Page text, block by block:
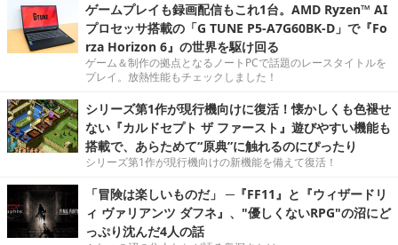
ゲームプレイも録画配信もこれ1台。AMD Ryzen™ AI
プロセッサ搭載の「G TUNE P5-A7G60BK-D」で『Fo
rza Horizon 6』の世界を駆け回る
ゲーム＆制作の拠点となるノートPCで話題のレースタイトルを
プレイ。放熱性能もチェックしました！
シリーズ第1作が現行機向けに復活！懐かしくも色褪せ
ない『カルドセプト ザ ファースト』遊びやすい機能も
搭載で、あらためて“原典”に触れるのにぴったり
シリーズ第1作が現行機向けの新機能を備えて復活！
「冒険は楽しいものだ」 ─『FF11』と『ウィザードリ
ィ ヴァリアンツ ダフネ』、"優しくないRPG"の沼にど
っぷり沈んだ4人の話